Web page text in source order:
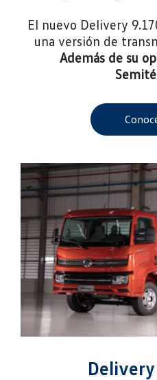
El nuevo Delivery
una versión de
Además de su